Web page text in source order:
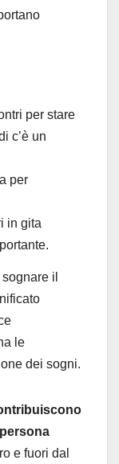
per stare
c’è un
per
in gita
il
le
dei sogni.
e fuori dal